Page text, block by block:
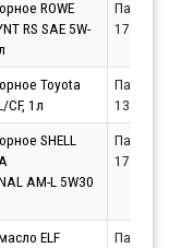
ROWE
RS SAE 5W-
Партнёр
Toyota
CF, 1л
Партнёр
SHELL
AM-L 5W30
Партнёр
ELF
Партнёр